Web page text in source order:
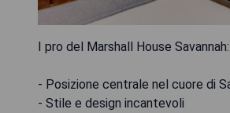
I pro del Marshall House Savannah:
- Posizione centrale nel cuore di
- Stile e design incantevoli